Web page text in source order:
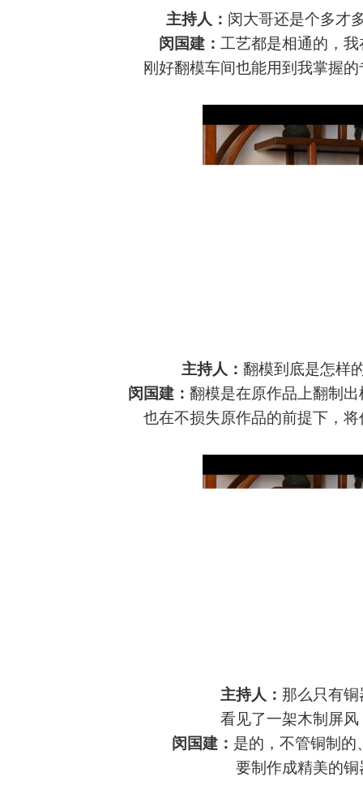
主持人： 闵大哥还是个多才
闵国建： 工艺都是相通的，
刚好翻模车间也能用到我掌握
主持人：翻模到底是怎样
闵国建： 翻模是在原作品上翻制
也在不损失原作品的前提下，
主持人： 那么只有
看见了一架木制屏
闵国建： 是的，不管铜制的
要制作成精美的